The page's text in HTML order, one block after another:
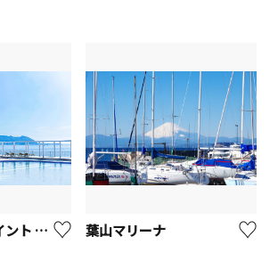
スペースキーポイント リビエラ逗子マリーナ 葉山マリーナ